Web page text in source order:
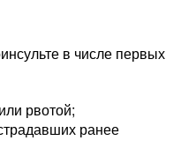
в числе первых
рвотой;
ранее